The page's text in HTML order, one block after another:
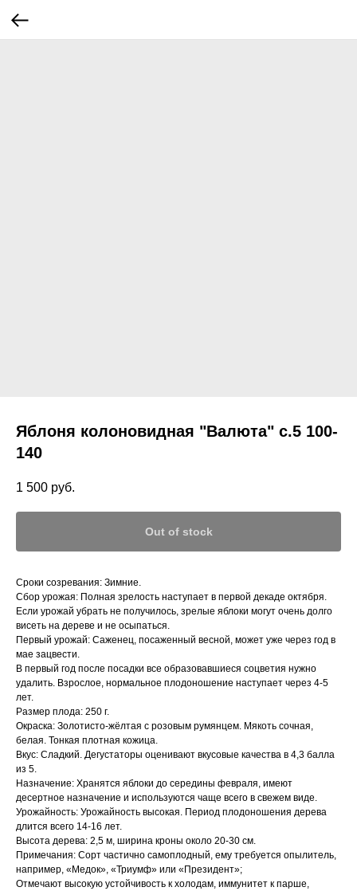
Яблоня колоновидная "Валюта" с.5 100-
140
1 500 руб.
Out of stock
Сроки созревания: Зимние.
Сбор урожая: Полная зрелость наступает в первой декаде октября.
Если урожай убрать не получилось, зрелые яблоки могут очень долго
висеть на дереве и не осыпаться.
Первый урожай: Саженец, посаженный весной, может уже через год в
мае зацвести.
В первый год после посадки все образовавшиеся соцветия нужно
удалить. Взрослое, нормальное плодоношение наступает через 4-5
лет.
Размер плода: 250 г.
Окраска: Золотисто-жёлтая с розовым румянцем. Мякоть сочная,
белая. Тонкая плотная кожица.
Вкус: Сладкий. Дегустаторы оценивают вкусовые качества в 4,3 балла
из 5.
Назначение: Хранятся яблоки до середины февраля, имеют
десертное назначение и используются чаще всего в свежем виде.
Урожайность: Урожайность высокая. Период плодоношения дерева
длится всего 14-16 лет.
Высота дерева: 2,5 м, ширина кроны около 20-30 см.
Примечания: Сорт частично самоплодный, ему требуется опылитель,
например, «Медок», «Триумф» или «Президент»;
Отмечают высокую устойчивость к холодам, иммунитет к парше,